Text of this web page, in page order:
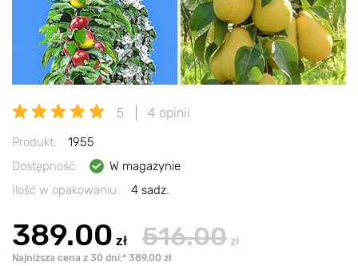
5 4 opinii
Produkt:
1955
Dostępność:
W magazynie
Ilość w opakowaniu:
4 sadz.
389.00 zł 516.00 zł
Najniższa cena z 30 dni:* 389.00 zł